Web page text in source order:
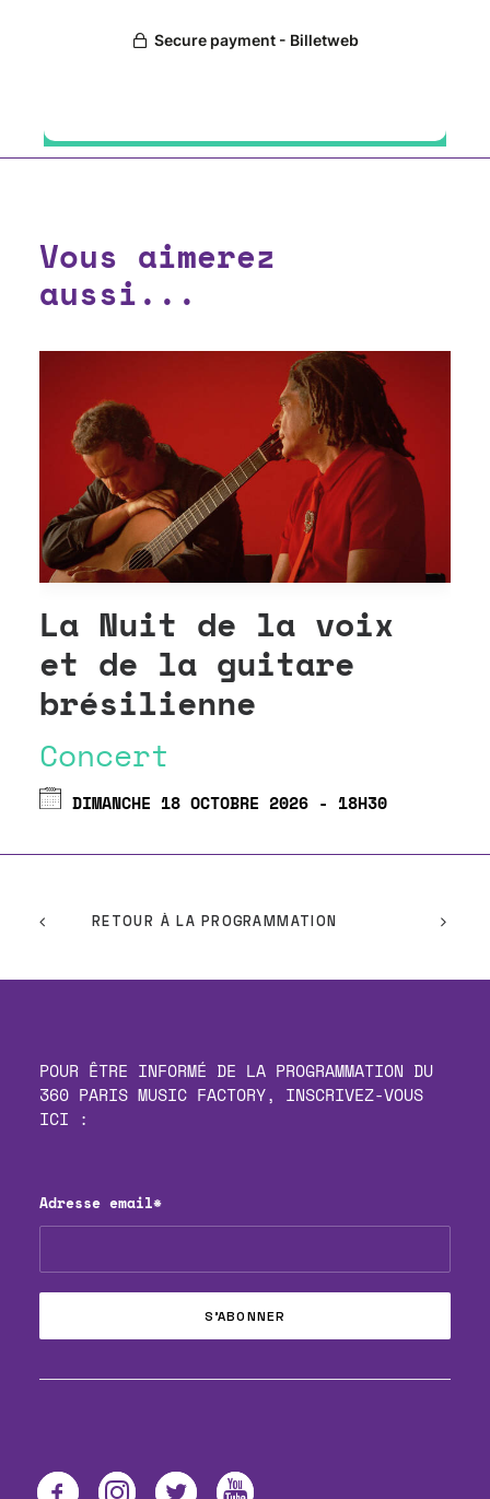
Vous aimerez
aussi...
La Nuit de la voix
et de la guitare
brésilienne
Concert
DIMANCHE 18 OCTOBRE 2026 - 18H30
RETOUR À LA PROGRAMMATION
POUR ÊTRE INFORMÉ DE LA PROGRAMMATION DU
360 PARIS MUSIC FACTORY, INSCRIVEZ-VOUS
ICI :
Adresse email*